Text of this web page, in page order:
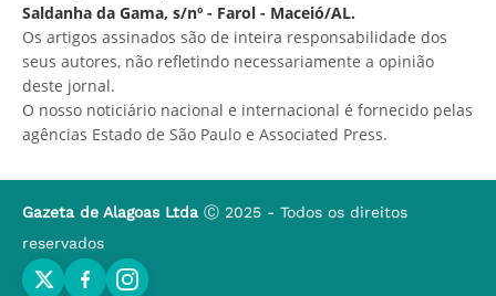
Saldanha da Gama, s/nº - Farol - Maceió/AL.
Os artigos assinados são de inteira responsabilidade dos
seus autores, não refletindo necessariamente a opinião
deste jornal.
O nosso noticiário nacional e internacional é fornecido pelas
agências Estado de São Paulo e Associated Press.
Gazeta de Alagoas Ltda Ⓒ 2025 - Todos os direitos
reservados